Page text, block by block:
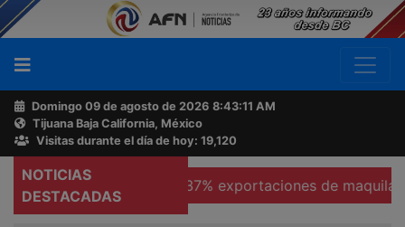
Domingo 09 de agosto de 2026 8:43:11 AM
Tijuana Baja California, México
Visitas durante el día de hoy: 19,120
NOTICIAS
DESTACADAS
Se hunden 37% exportaciones de maquiladoras en
Buscador
Acerca
de